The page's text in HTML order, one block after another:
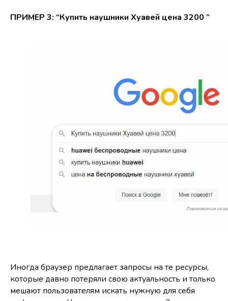
ПРИМЕР 3: “Купить наушники Хуавей цена 3200 ”
Иногда браузер предлагает запросы на те ресурсы,
которые давно потеряли свою актуальность и только
мешают пользователям искать нужную для себя